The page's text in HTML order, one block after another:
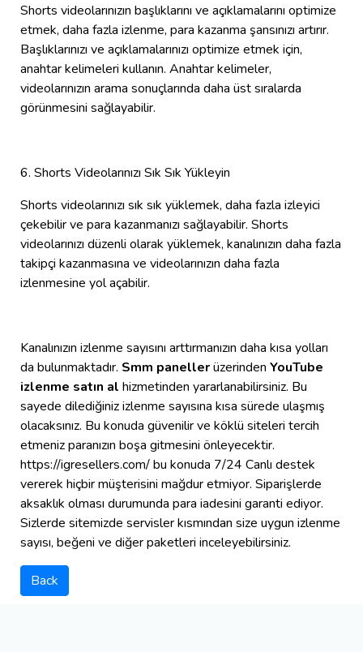
Shorts videolarınızın başlıklarını ve açıklamalarını optimize
etmek, daha fazla izlenme, para kazanma şansınızı artırır.
Başlıklarınızı ve açıklamalarınızı optimize etmek için,
anahtar kelimeleri kullanın. Anahtar kelimeler,
videolarınızın arama sonuçlarında daha üst sıralarda
görünmesini sağlayabilir.
6. Shorts Videolarınızı Sık Sık Yükleyin
Shorts videolarınızı sık sık yüklemek, daha fazla izleyici
çekebilir ve para kazanmanızı sağlayabilir. Shorts
videolarınızı düzenli olarak yüklemek, kanalınızın daha fazla
takipçi kazanmasına ve videolarınızın daha fazla
izlenmesine yol açabilir.
Kanalınızın izlenme sayısını arttırmanızın daha kısa yolları
da bulunmaktadır. Smm panellerüzerinden YouTube
izlenme satın al hizmetinden yararlanabilirsiniz. Bu
sayede dilediğiniz izlenme sayısına kısa sürede ulaşmış
olacaksınız. Bu konuda güvenilir ve köklü siteleri tercih
etmeniz paranızın boşa gitmesini önleyecektir.
https://igresellers.com/ bu konuda 7/24 Canlı destek
vererek hiçbir müşterisini mağdur etmiyor. Siparişlerde
aksaklık olması durumunda para iadesini garanti ediyor.
Sizlerde sitemizde servisler kısmından size uygun izlenme
sayısı, beğeni ve diğer paketleri inceleyebilirsiniz.
Back